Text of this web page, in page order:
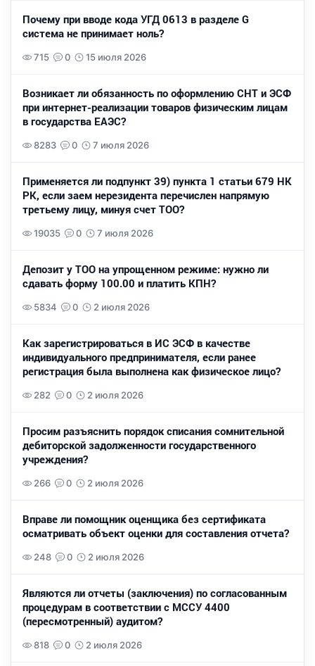
Почему при вводе кода УГД 0613 в разделе G
система не принимает ноль?
715 0 15 июля 2026
Возникает ли обязанность по оформлению СНТ и ЭСФ
при интернет-реализации товаров физическим лицам
в государства ЕАЭС?
8283 0 7 июля 2026
Применяется ли подпункт 39) пункта 1 статьи 679 НК
РК, если заем нерезидента перечислен напрямую
третьему лицу, минуя счет ТОО?
19035 0 7 июля 2026
Депозит у ТОО на упрощенном режиме: нужно ли
сдавать форму 100.00 и платить КПН?
5834 0 2 июля 2026
Как зарегистрироваться в ИС ЭСФ в качестве
индивидуального предпринимателя, если ранее
регистрация была выполнена как физическое лицо?
282 0 2 июля 2026
Просим разъяснить порядок списания сомнительной
дебиторской задолженности государственного
учреждения?
266 0 2 июля 2026
Вправе ли помощник оценщика без сертификата
осматривать объект оценки для составления отчета?
248 0 2 июля 2026
Являются ли отчеты (заключения) по согласованным
процедурам в соответствии с МССУ 4400
(пересмотренный) аудитом?
818 0 2 июля 2026